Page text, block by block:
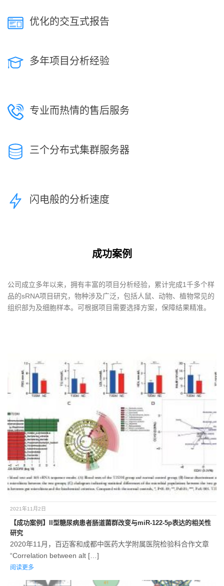
优化的交互式报告
多年项目分析经验
专业而热情的售后服务
三个分布式集群服务器
闪电般的分析速度
成功案例
公司成立多年以来，拥有丰富的项目分析经验，累计完成1千多个样
品的sRNA项目研究，物种涉及广泛，包括人鼠、动物、植物常见的
组织部为及细胞样本。可根据项目需要选择方案，保障结果精准。
2021年11月2日
【成功案例】II型糖尿病患者肠道菌群改变与miR-122-5p表达的相关性
研究
2020年11月，百迈客和成都中医药大学附属医院检验科合作文章
“Correlation between alt […]
阅读更多